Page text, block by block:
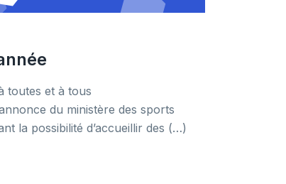
toutes et à tous
du ministère des sports
la possibilité d’accueillir des (…)